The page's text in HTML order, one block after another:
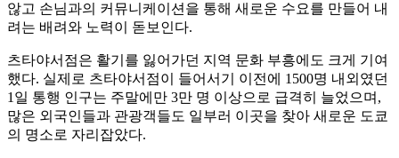
않고 손님과의 커뮤니케이션을 통해 새로운 수요를 만들어 내
려는 배려와 노력이 돋보인다.
츠타야서점은 활기를 잃어가던 지역 문화 부흥에도 크게 기여
했다. 실제로 츠타야서점이 들어서기 이전에 1500명 내외였던
1일 통행 인구는 주말에만 3만 명 이상으로 급격히 늘었으며,
많은 외국인들과 관광객들도 일부러 이곳을 찾아 새로운 도쿄
의 명소로 자리잡았다.